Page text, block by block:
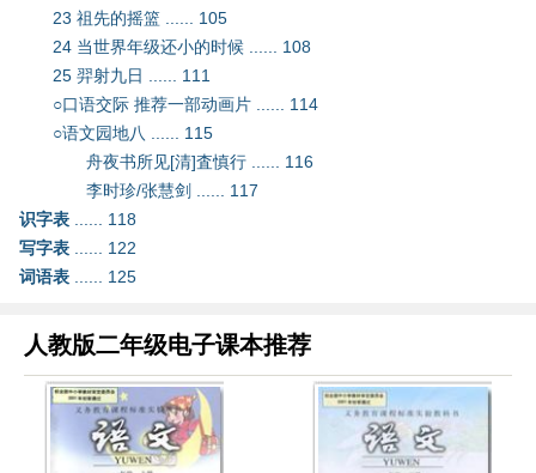
23 祖先的摇篮 ...... 105
24 当世界年级还小的时候 ...... 108
25 羿射九日 ...... 111
○口语交际 推荐一部动画片 ...... 114
○语文园地八 ...... 115
舟夜书所见[清]査慎行 ...... 116
李时珍/张慧剑 ...... 117
识字表 ...... 118
写字表 ...... 122
词语表 ...... 125
人教版二年级电子课本推荐